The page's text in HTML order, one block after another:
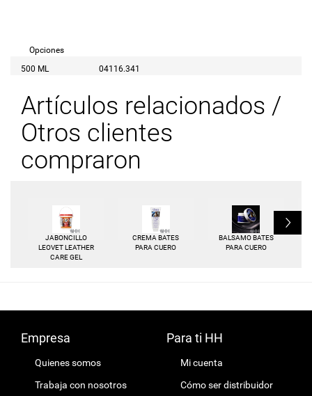
Opciones
500 ML
04116.341
Artículos relacionados /
Otros clientes
compraron
JABONCILLO
LEOVET LEATHER
CARE GEL
CREMA BATES
PARA CUERO
BALSAMO BATES
PARA CUERO
L
Empresa
Quienes somos
Trabaja con nosotros
Para ti HH
Mi cuenta
Cómo ser distribuidor